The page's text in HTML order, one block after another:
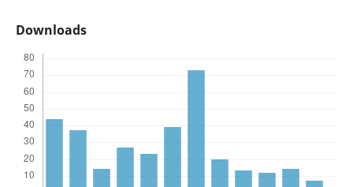
Downloads